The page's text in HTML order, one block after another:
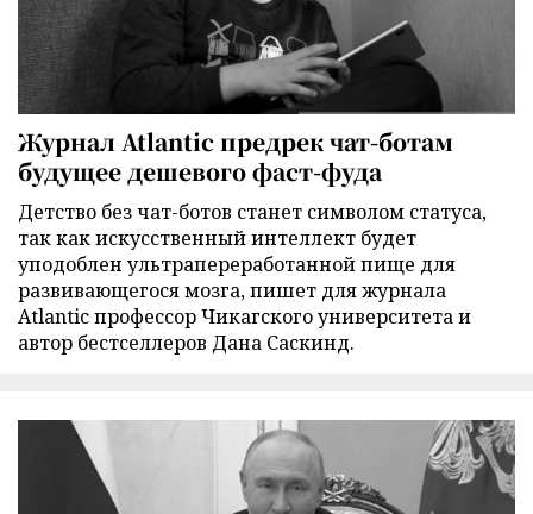
Журнал Atlantic предрек чат-ботам
будущее дешевого фаст-фуда
Детство без чат-ботов станет символом статуса,
так как искусственный интеллект будет
уподоблен ультрапереработанной пище для
развивающегося мозга, пишет для журнала
Atlantic профессор Чикагского университета и
автор бестселлеров Дана Саскинд.